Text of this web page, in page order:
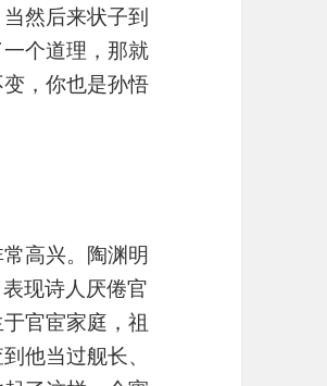
然后来状子到
个道理，那就
，你也是孙悟
高兴。陶渊明
现诗人厌倦官
官宦家庭，祖
他当过舰长、